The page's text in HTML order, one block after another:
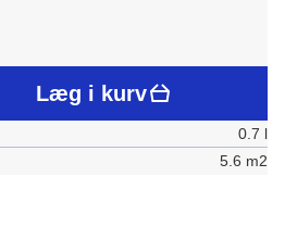
Læg i kurv
0.7 l
5.6 m2